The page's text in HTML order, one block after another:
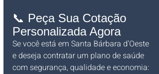
📞 Peça Sua Cotação
Personalizada Agora
Se você está em Santa Bárbara d’Oeste
e deseja contratar um plano de saúde
com segurança, qualidade e economia: